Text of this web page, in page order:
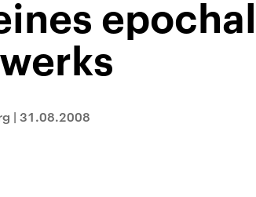
| 31.08.2008